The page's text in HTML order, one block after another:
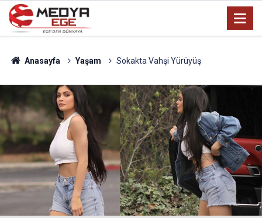
Anasayfa Yaşam Sokakta Vahşi Yürüyüş